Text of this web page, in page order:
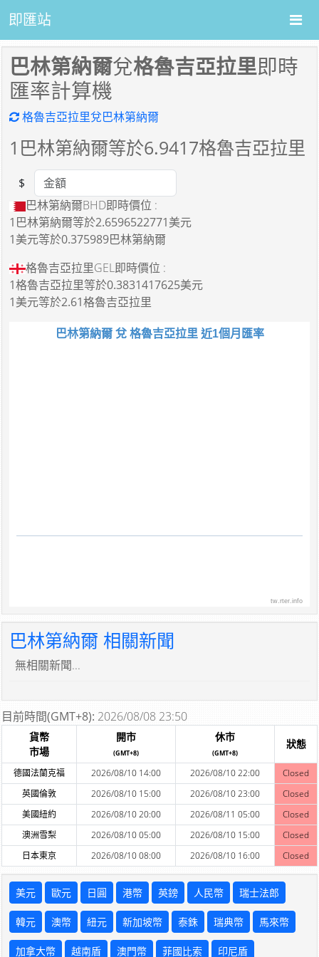
即匯站
巴林第納爾兌格魯吉亞拉里即時
匯率計算機
格魯吉亞拉里兌巴林第納爾
1 巴林第納爾等於6.9417格魯吉亞拉里
Amount
$
巴林第納爾BHD即時價位 :
1巴林第納爾等於2.6596522771美元
1美元等於0.375989巴林第納爾
格魯吉亞拉里GEL即時價位 :
1格魯吉亞拉里等於0.3831417625美元
1美元等於2.61格魯吉亞拉里
巴林第納爾 兌 格魯吉亞拉里 近1個月匯率
tw.rter.info
巴林第納爾 相關新聞
無相關新聞...
目前時間(GMT+8): 2026/08/08 23:50
貨幣
市場
開市
(GMT+8)
休市
(GMT+8)
狀態
德國法蘭克福 2026/08/10 14:00 2026/08/10 22:00
Closed
英國倫敦
2026/08/10 15:00 2026/08/10 23:00
Closed
美國紐約
2026/08/10 20:00 2026/08/11 05:00
Closed
澳洲雪梨
2026/08/10 05:00 2026/08/10 15:00
Closed
日本東京
2026/08/10 08:00 2026/08/10 16:00 Closed
美元 歐元 日圓 港幣 英鎊 人民幣 瑞士法郎
韓元 澳幣 紐元 新加坡幣 泰銖 瑞典幣 馬來幣
加拿大幣 越南盾 澳門幣 菲國比索 印尼盾